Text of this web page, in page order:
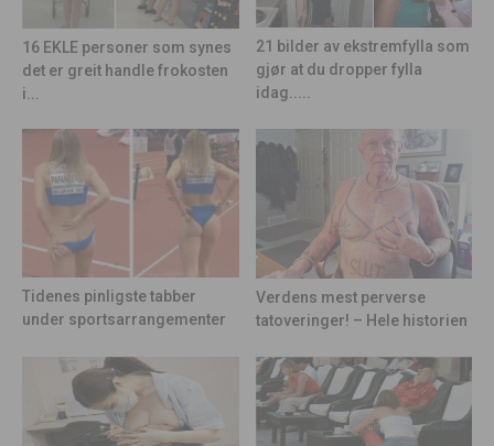
16 EKLE personer som synes
det er greit handle frokosten
i...
21 bilder av ekstremfylla som
gjør at du dropper fylla
idag.....
Tidenes pinligste tabber
under sportsarrangementer
Verdens mest perverse
tatoveringer! – Hele historien